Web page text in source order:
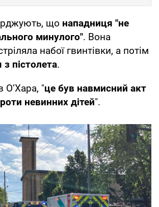
що нападниця "не
минулого". Вона
набої гвинтівки, а потім
пістолета.
О’Хара, "це був навмисний акт
невинних дітей".